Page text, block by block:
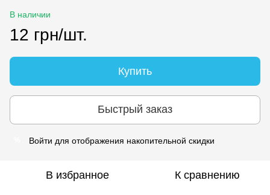
В наличии
12 грн/шт.
Купить
Быстрый заказ
Войти для отображения накопительной скидки
В избранное К сравнению